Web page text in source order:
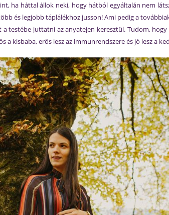
ha háttal állok neki, hogy hátból egyáltalán nem
és legjobb táplálékhoz jusson! Ami pedig a
testébe juttatni az anyatejen keresztül. Tudom,
a kisbaba, erős lesz az immunrendszere és jó lesz a